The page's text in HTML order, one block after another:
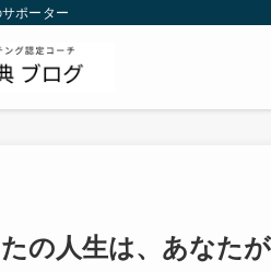
ポーター
の人生は、あなた